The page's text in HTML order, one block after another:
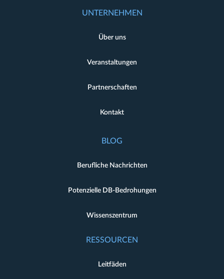
UNTERNEHMEN
Über uns
Veranstaltungen
Partnerschaften
Kontakt
BLOG
Berufliche Nachrichten
Potenzielle DB-Bedrohungen
Wissenszentrum
RESSOURCEN
Leitfäden